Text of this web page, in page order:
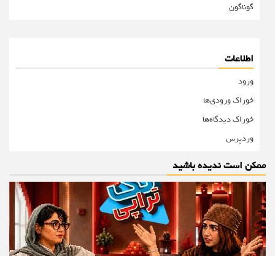
گوناگون
اطلاعات
ورود
خوراک ورودی‌ها
خوراک دیدگاه‌ها
وردپرس
ممکن است ندیده باشید